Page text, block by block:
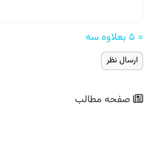
= ۵ بعلاوه سه
صفحه مطالب